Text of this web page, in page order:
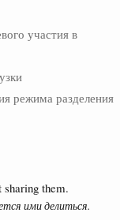
участия в
режима разделения
sharing them.
ими делиться.